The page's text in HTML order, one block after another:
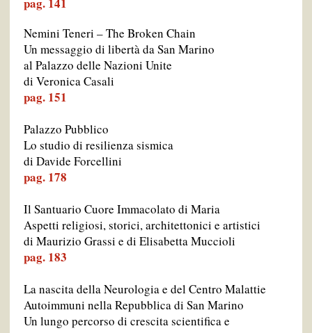
Nemini Teneri – The Broken Chain
Un messaggio di libertà da San Marino
al Palazzo delle Nazioni Unite
di Veronica Casali
pag. 151
Palazzo Pubblico
Lo studio di resilienza sismica
di Davide Forcellini
pag. 178
Il Santuario Cuore Immacolato di Maria
Aspetti religiosi, storici, architettonici e artistici
di Maurizio Grassi e di Elisabetta Muccioli
pag. 183
La nascita della Neurologia e del Centro Malattie
Autoimmuni nella Repubblica di San Marino
Un lungo percorso di crescita scientifica e